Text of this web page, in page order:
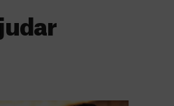
cuidados médicos